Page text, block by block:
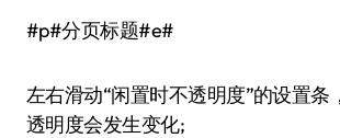
#p#分页标题#e#
左右滑动“闲置时不透明度”的设置条
透明度会发生变化;